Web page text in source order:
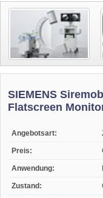
SIEMENS
Flatscreen
Angebotsart:
Preis:
Anwendung:
Zustand: